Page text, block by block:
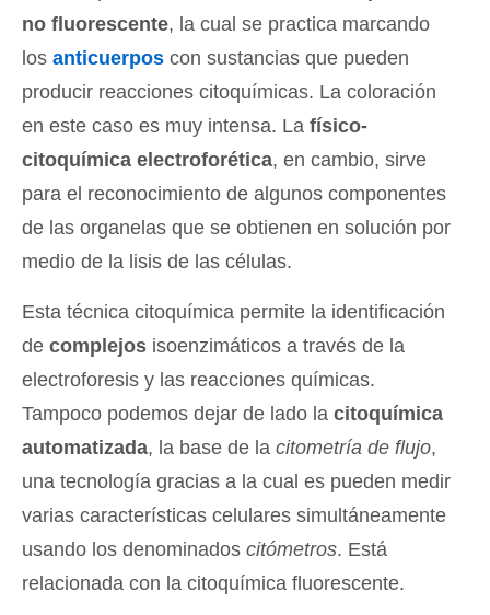
no fluorescente, la cual se practica marcando
los anticuerpos con sustancias que pueden
producir reacciones citoquímicas. La coloración
en este caso es muy intensa. La físico-
citoquímica electroforética, en cambio, sirve
para el reconocimiento de algunos componentes
de las organelas que se obtienen en solución por
medio de la lisis de las células.
Esta técnica citoquímica permite la identificación
de complejos isoenzimáticos a través de la
electroforesis y las reacciones químicas.
Tampoco podemos dejar de lado la citoquímica
automatizada, la base de la citometría de flujo,
una tecnología gracias a la cual es pueden medir
varias características celulares simultáneamente
usando los denominados citómetros. Está
relacionada con la citoquímica fluorescente.